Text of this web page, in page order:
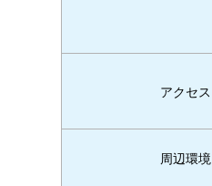
アクセス
周辺環境